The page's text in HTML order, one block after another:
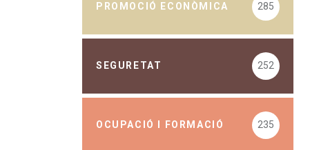
PROMOCIÓ ECONÒMICA 285
SEGURETAT 252
OCUPACIÓ I FORMACIÓ 235